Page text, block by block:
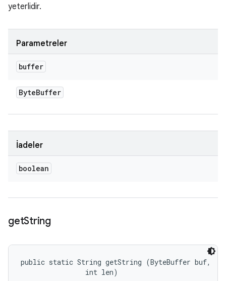
yeterlidir.
Parametreler
buffer
ByteBuffer
İadeler
boolean
getString
public static String getString (ByteBuffer buf,
                int len)